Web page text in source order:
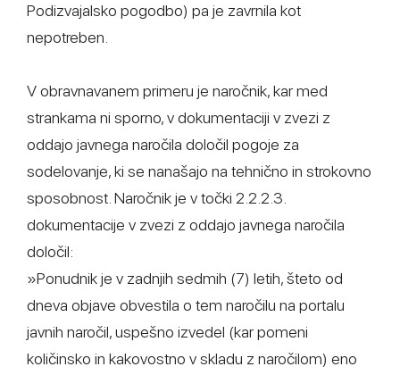
Podizvajalsko pogodbo) pa je zavrnila kot
nepotreben.
V obravnavanem primeru je naročnik, kar med
strankama ni sporno, v dokumentaciji v zvezi z
oddajo javnega naročila določil pogoje za
sodelovanje, ki se nanašajo na tehnično in strokovno
sposobnost. Naročnik je v točki 2.2.2.3.
dokumentacije v zvezi z oddajo javnega naročila
določil:
»Ponudnik je v zadnjih sedmih (7) letih, šteto od
dneva objave obvestila o tem naročilu na portalu
javnih naročil, uspešno izvedel (kar pomeni
količinsko in kakovostno v skladu z naročilom) eno